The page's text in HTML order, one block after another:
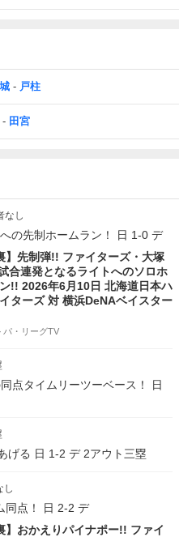
- 戸柱
- 田宮
なし
の先制ホームラン！ 日 1-0 デ
】先制弾!! ファイターズ・大塚
合連発となるライトへのソロホ
!! 2026年6月10日 北海道日本ハ
ターズ 対 横浜DeNAベイスター
パ・リーグTV
点タイムリーツーベース！ 日
げる 日 1-2 デ 2アウト三塁
し
同点！ 日 2-2 デ
】おかえりパイナポー!! ファイ